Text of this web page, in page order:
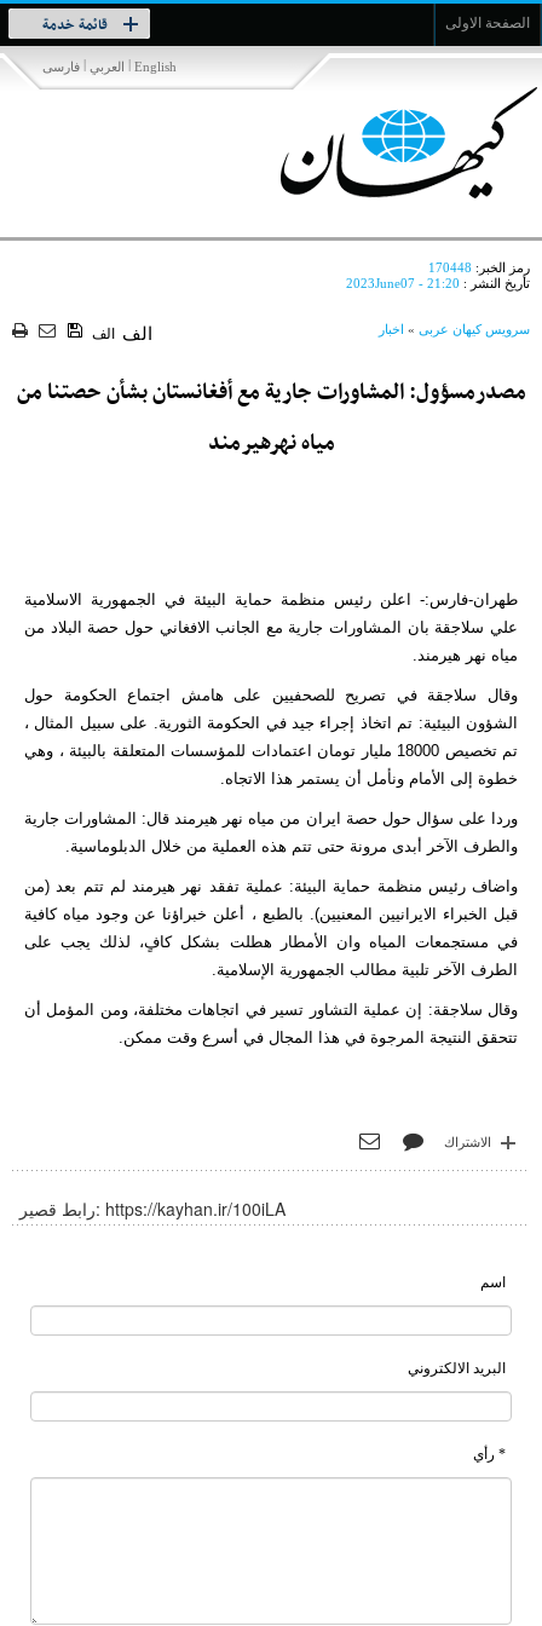
الصفحة الاولى قائمة خدمة
Toggle
navigation
فارسی | العربي | English
رمز الخبر: 170448
تأريخ النشر : 2023June07 - 21:20
سرویس کیهان عربی » اخبار الف الف
مصدرمسؤول: المشاورات جارية مع أفغانستان بشأن حصتنا من
مياه نهرهيرمند
طهران-فارس:- اعلن رئيس منظمة حماية البيئة في الجمهورية الاسلامية
علي سلاجقة بان المشاورات جارية مع الجانب الافغاني حول حصة البلاد من
مياه نهر هيرمند.
وقال سلاجقة في تصريح للصحفيين على هامش اجتماع الحكومة حول
الشؤون البيئية: تم اتخاذ إجراء جيد في الحكومة الثورية. على سبيل المثال ،
تم تخصيص 18000 مليار تومان اعتمادات للمؤسسات المتعلقة بالبيئة ، وهي
خطوة إلى الأمام ونأمل أن يستمر هذا الاتجاه.
وردا على سؤال حول حصة ايران من مياه نهر هيرمند قال: المشاورات جارية
والطرف الآخر أبدى مرونة حتى تتم هذه العملية من خلال الدبلوماسية.
واضاف رئيس منظمة حماية البيئة: عملية تفقد نهر هيرمند لم تتم بعد (من
قبل الخبراء الايرانيين المعنيين). بالطبع ، أعلن خبراؤنا عن وجود مياه كافية
في مستجمعات المياه وان الأمطار هطلت بشكل كافٍ، لذلك يجب على
الطرف الآخر تلبية مطالب الجمهورية الإسلامية.
وقال سلاجقة: إن عملية التشاور تسير في اتجاهات مختلفة، ومن المؤمل أن
تتحقق النتيجة المرجوة في هذا المجال في أسرع وقت ممكن.
الاشتراك
رابط قصير: https://kayhan.ir/100iLA
اسم
البريد الالكتروني
* رأي